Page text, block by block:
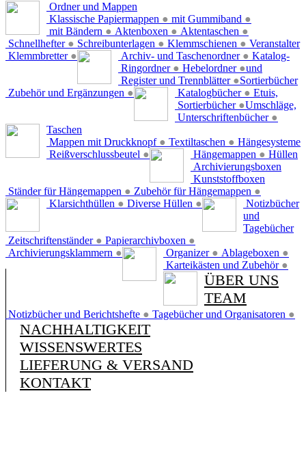
Ordner und Mappen
Klassische Papiermappen ● mit Gummiband ●
mit Bändern ● Aktenboxen ● Aktentaschen ●
Schnellhefter ● Schreibunterlagen ● Klemmschienen ●
Klemmbretter ●
Veranstalter
Archiv- und Taschenordner ●
Ringordner ● Hebelordner ●
Register und Trennblätter ●
Zubehör und Ergänzungen ●
Katalog-
und
Sortierbücher
Katalogbücher ●
Sortierbücher ●
Unterschriftenbücher ●
Etuis,
Umschläge,
Taschen
Mappen mit Druckknopf ● Textiltaschen ●
Reißverschlussbeutel ●
Hängesysteme
Hängemappen ●
Ständer für Hängemappen ● Zubehör für Hängemappen ●
Hüllen
Klarsichthüllen ● Diverse Hüllen ●
Archivierungsboxen
Zeitschriftenständer ● Papierarchivboxen ●
Archivierungsklammern ●
Kunststoffboxen
Organizer ● Ablageboxen ●
Karteikästen und Zubehör ●
Notizbücher
und
Tagebücher
Notizbücher und Berichtshefte ● Tagebücher und Organisatoren ●
ÜBER UNS
TEAM
NACHHALTIGKEIT
WISSENSWERTES
LIEFERUNG & VERSAND
KONTAKT